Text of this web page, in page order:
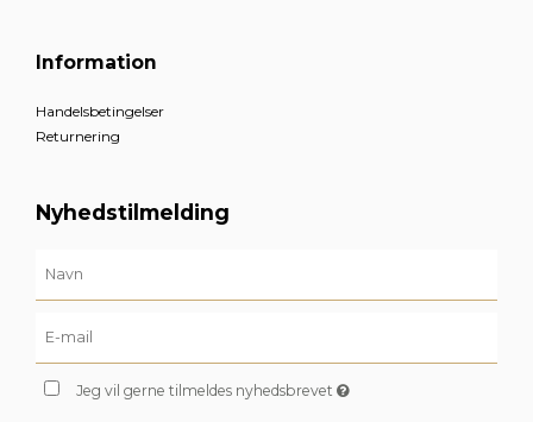
Information
Handelsbetingelser
Returnering
Nyhedstilmelding
Jeg vil gerne tilmeldes nyhedsbrevet